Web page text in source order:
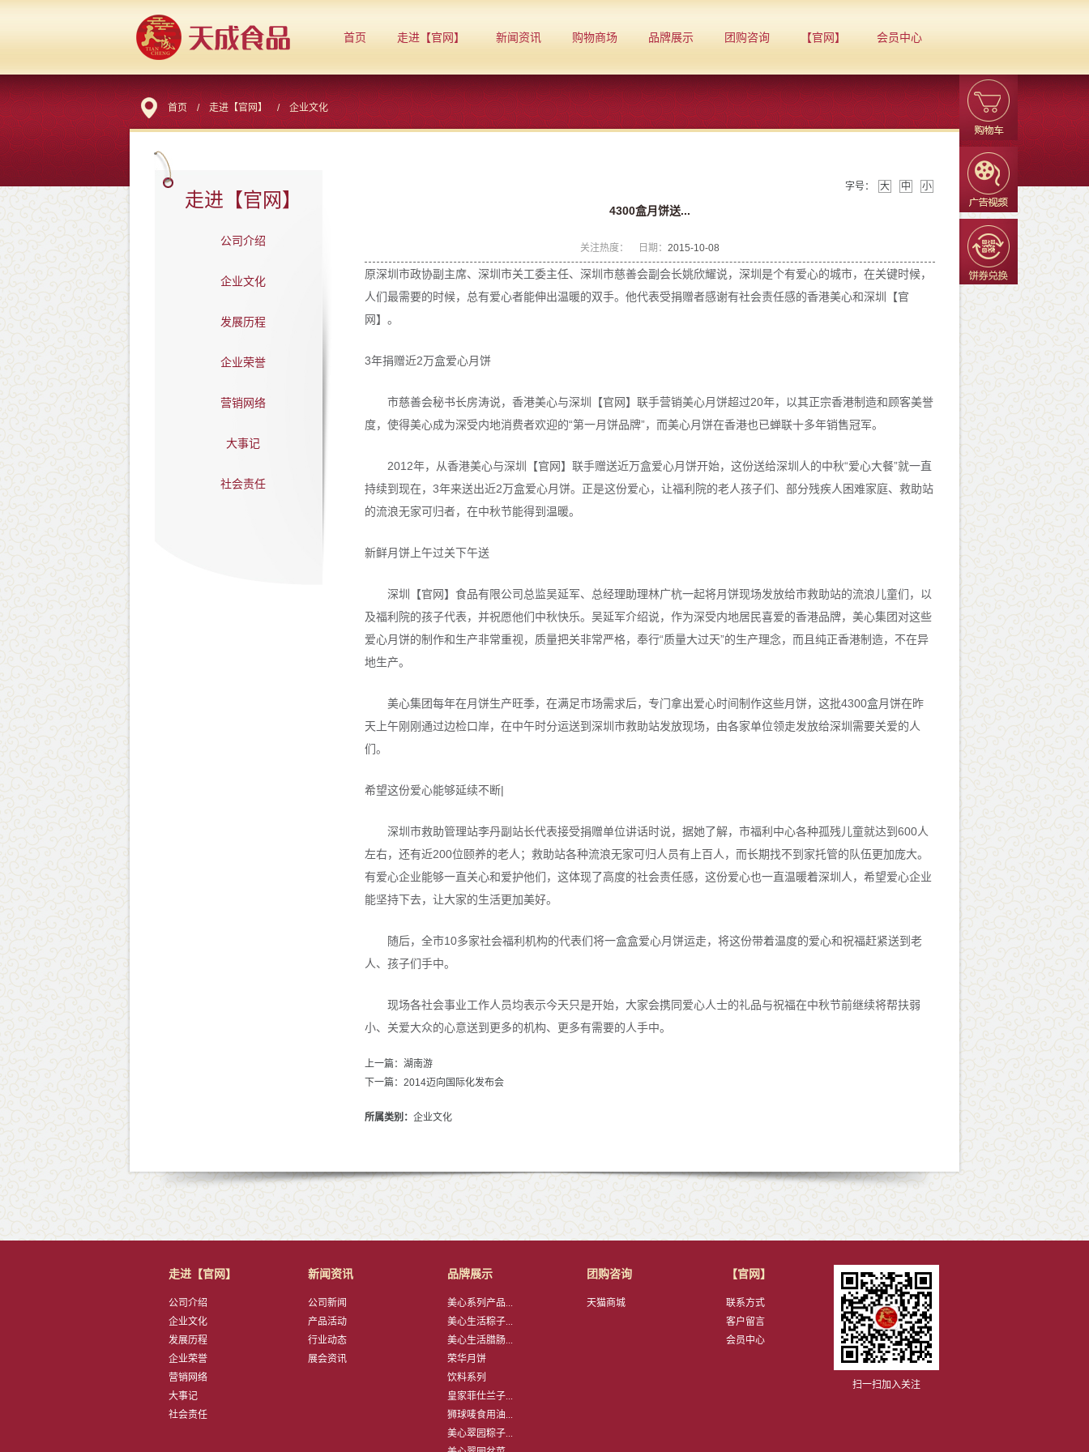
首页 走进【官网】 新闻资讯 购物商场 品牌展示 团购咨询 【官网】 会员中心
首页/走进【官网】/企业文化
走进【官网】
公司介绍
企业文化
发展历程
企业荣誉
营销网络
大事记
社会责任
字号： 大 中 小
4300盒月饼送...
关注热度： 日期：2015-10-08
原深圳市政协副主席、深圳市关工委主任、深圳市慈善会副会长姚欣耀说，深圳是个有爱心的城市，在关键时候，
人们最需要的时候，总有爱心者能伸出温暖的双手。他代表受捐赠者感谢有社会责任感的香港美心和深圳【官
网】。
3年捐赠近2万盒爱心月饼
市慈善会秘书长房涛说，香港美心与深圳【官网】联手营销美心月饼超过20年，以其正宗香港制造和顾客美誉
度，使得美心成为深受内地消费者欢迎的“第一月饼品牌”，而美心月饼在香港也已蝉联十多年销售冠军。
2012年，从香港美心与深圳【官网】联手赠送近万盒爱心月饼开始，这份送给深圳人的中秋“爱心大餐”就一直
持续到现在，3年来送出近2万盒爱心月饼。正是这份爱心，让福利院的老人孩子们、部分残疾人困难家庭、救助站
的流浪无家可归者，在中秋节能得到温暖。
新鲜月饼上午过关下午送
深圳【官网】食品有限公司总监吴延军、总经理助理林广杭一起将月饼现场发放给市救助站的流浪儿童们，以
及福利院的孩子代表，并祝愿他们中秋快乐。吴延军介绍说，作为深受内地居民喜爱的香港品牌，美心集团对这些
爱心月饼的制作和生产非常重视，质量把关非常严格，奉行“质量大过天”的生产理念，而且纯正香港制造，不在异
地生产。
美心集团每年在月饼生产旺季，在满足市场需求后，专门拿出爱心时间制作这些月饼，这批4300盒月饼在昨
天上午刚刚通过边检口岸，在中午时分运送到深圳市救助站发放现场，由各家单位领走发放给深圳需要关爱的人
们。
希望这份爱心能够延续不断|
深圳市救助管理站李丹副站长代表接受捐赠单位讲话时说，据她了解，市福利中心各种孤残儿童就达到600人
左右，还有近200位颐养的老人；救助站各种流浪无家可归人员有上百人，而长期找不到家托管的队伍更加庞大。
有爱心企业能够一直关心和爱护他们，这体现了高度的社会责任感，这份爱心也一直温暖着深圳人，希望爱心企业
能坚持下去，让大家的生活更加美好。
随后，全市10多家社会福利机构的代表们将一盒盒爱心月饼运走，将这份带着温度的爱心和祝福赶紧送到老
人、孩子们手中。
现场各社会事业工作人员均表示今天只是开始，大家会携同爱心人士的礼品与祝福在中秋节前继续将帮扶弱
小、关爱大众的心意送到更多的机构、更多有需要的人手中。
上一篇：湖南游
下一篇：2014迈向国际化发布会
所属类别：企业文化
走进【官网】
公司介绍
企业文化
发展历程
企业荣誉
营销网络
大事记
社会责任
新闻资讯
公司新闻
产品活动
行业动态
展会资讯
品牌展示
美心系列产品...
美心生活粽子...
美心生活腊肠...
荣华月饼
饮料系列
皇家菲仕兰子...
狮球唛食用油...
美心翠园粽子...
团购咨询
天猫商城
【官网】
联系方式
客户留言
会员中心
扫一扫加入关注